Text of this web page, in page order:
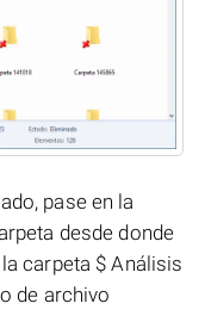
pase en la
desde donde
carpeta $ Análisis
de archivo